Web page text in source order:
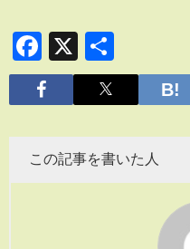
Facebook
X
有
この記事を書いた人